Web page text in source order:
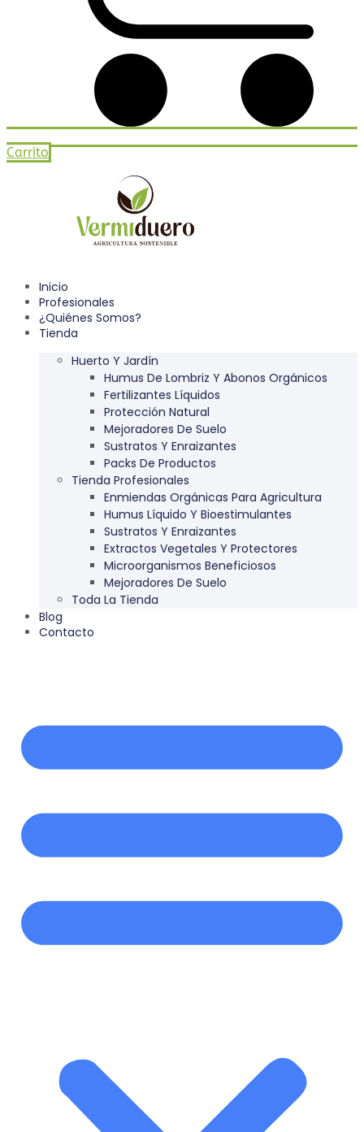
Carrito
Inicio
Profesionales
¿Quiénes Somos?
Tienda
Huerto Y Jardín
Humus De Lombriz Y Abonos Orgánicos
Fertilizantes Líquidos
Protección Natural
Mejoradores De Suelo
Sustratos Y Enraizantes
Packs De Productos
Tienda Profesionales
Enmiendas Orgánicas Para Agricultura
Humus Líquido Y Bioestimulantes
Sustratos Y Enraizantes
Extractos Vegetales Y Protectores
Microorganismos Beneficiosos
Mejoradores De Suelo
Toda La Tienda
Blog
Contacto